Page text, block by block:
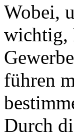
Wobei,
wichtig,
führen
Durch